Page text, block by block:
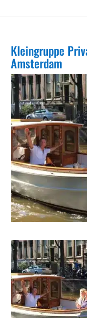
Kleingruppe
Amsterdam